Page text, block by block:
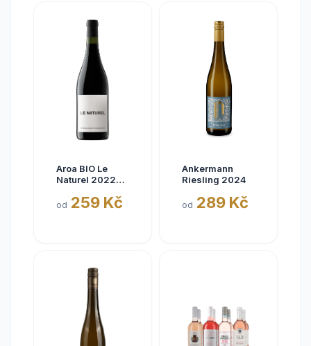
Aroa BIO Le
Naturel 2022
Navarra, bez
od 259 Kč
Ankermann
Riesling 2024
od 289 Kč